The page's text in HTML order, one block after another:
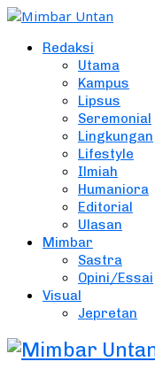
Redaksi
Utama
Kampus
Lipsus
Seremonial
Lingkungan
Lifestyle
Ilmiah
Humaniora
Editorial
Ulasan
Mimbar
Sastra
Opini/Essai
Visual
Jepretan